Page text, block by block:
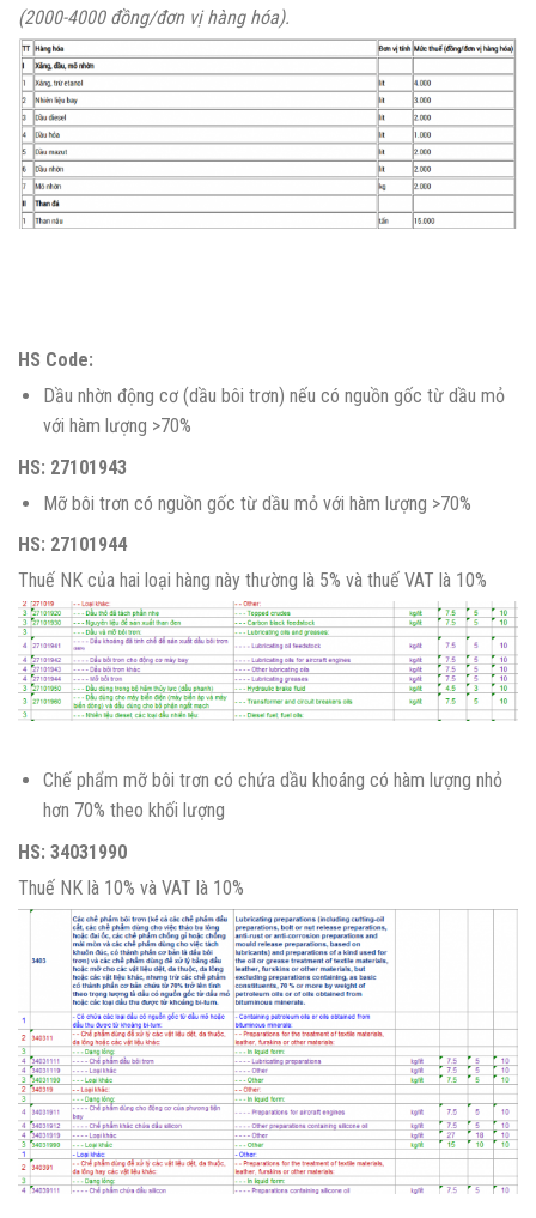
(2000-4000 đồng/đơn vị hàng hóa).
HS Code:
Dầu nhờn động cơ (dầu bôi trơn) nếu có nguồn gốc từ dầu mỏ
với hàm lượng >70%
HS: 27101943
Mỡ bôi trơn có nguồn gốc từ dầu mỏ với hàm lượng >70%
HS: 27101944
Thuế NK của hai loại hàng này thường là 5% và thuế VAT là 10%
Chế phẩm mỡ bôi trơn có chứa dầu khoáng có hàm lượng nhỏ
hơn 70% theo khối lượng
HS: 34031990
Thuế NK là 10% và VAT là 10%